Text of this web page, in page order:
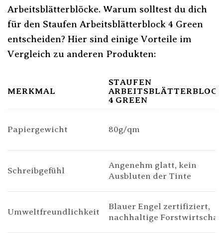
Arbeitsblätterblöcke. Warum solltest du dich
für den Staufen Arbeitsblätterblock 4 Green
entscheiden? Hier sind einige Vorteile im
Vergleich zu anderen Produkten:
MERKMAL
STAUFEN
4 GREEN
Papiergewicht 80g/qm
Schreibgefühl
Angenehm glatt, kein
Ausbluten der Tinte
Umweltfreundlichkeit
Blauer Engel zertifiziert,
nachhaltige